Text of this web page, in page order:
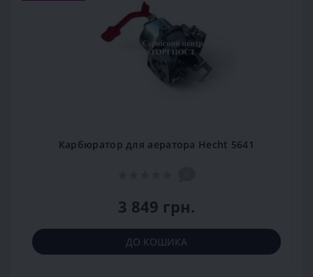
Карбюратор для аератора Hecht 5641
3 849 грн.
ДО КОШИКА